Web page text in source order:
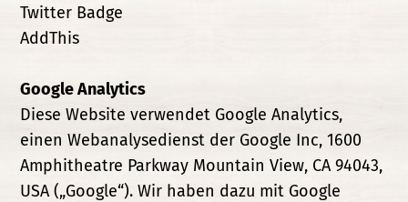
Twitter Badge
AddThis
Google Analytics
Diese Website verwendet Google Analytics,
einen Webanalysedienst der Google Inc, 1600
Amphitheatre Parkway Mountain View, CA 94043,
USA („Google“). Wir haben dazu mit Google